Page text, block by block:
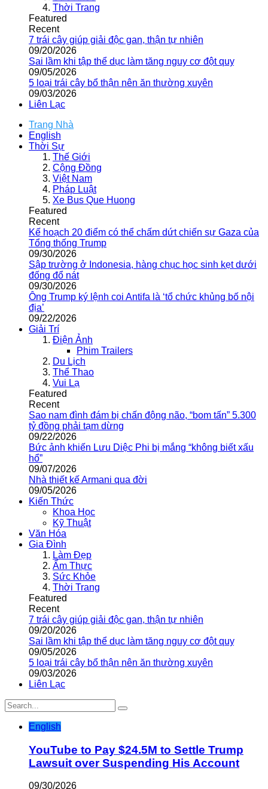
Thời Trang
Featured
Recent
7 trái cây giúp giải độc gan, thận tự nhiên
09/20/2026
Sai lầm khi tập thể dục làm tăng nguy cơ đột quỵ
09/05/2026
5 loại trái cây bổ thận nên ăn thường xuyên
09/03/2026
Liên Lạc
Trang Nhà
English
Thời Sự
Thế Giới
Cộng Đồng
Việt Nam
Pháp Luật
Xe Bus Que Huong
Featured
Recent
Kế hoạch 20 điểm có thể chấm dứt chiến sự Gaza của
Tổng thống Trump
09/30/2026
Sập trường ở Indonesia, hàng chục học sinh kẹt dưới
đống đổ nát
09/30/2026
Ông Trump ký lệnh coi Antifa là ‘tổ chức khủng bố nội
địa’
09/22/2026
Giải Trí
Điện Ảnh
Phim Trailers
Du Lịch
Thể Thao
Vui Lạ
Featured
Recent
Sao nam đình đám bị chấn động não, “bom tấn” 5.300
tỷ đồng phải tạm dừng
09/22/2026
Bức ảnh khiến Lưu Diệc Phi bị mắng “không biết xấu
hổ”
09/07/2026
Nhà thiết kế Armani qua đời
09/05/2026
Kiến Thức
Khoa Học
Kỹ Thuật
Văn Hóa
Gia Đình
Làm Đẹp
Ẩm Thực
Sức Khỏe
Thời Trang
Featured
Recent
7 trái cây giúp giải độc gan, thận tự nhiên
09/20/2026
Sai lầm khi tập thể dục làm tăng nguy cơ đột quỵ
09/05/2026
5 loại trái cây bổ thận nên ăn thường xuyên
09/03/2026
Liên Lạc
English
YouTube to Pay $24.5M to Settle Trump
Lawsuit over Suspending His Account
09/30/2026